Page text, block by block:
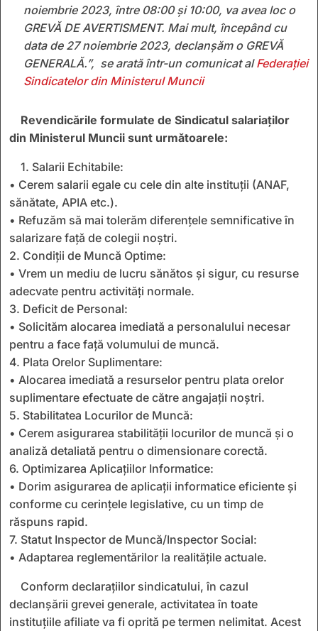
noiembrie 2023, între 08:00 și 10:00, va avea loc o
GREVĂ DE AVERTISMENT. Mai mult, începând cu
data de 27 noiembrie 2023, declanșăm o GREVĂ
GENERALĂ.”, se arată într-un comunicat alFederației
Sindicatelor din Ministerul Muncii
Revendicările formulate de Sindicatul salariaților
din Ministerul Muncii sunt următoarele:
1. Salarii Echitabile:
• Cerem salarii egale cu cele din alte instituții (ANAF,
sănătate, APIA etc.).
• Refuzăm să mai tolerăm diferențele semnificative în
salarizare față de colegii noștri.
2. Condiții de Muncă Optime:
• Vrem un mediu de lucru sănătos și sigur, cu resurse
adecvate pentru activități normale.
3. Deficit de Personal:
• Solicităm alocarea imediată a personalului necesar
pentru a face față volumului de muncă.
4. Plata Orelor Suplimentare:
• Alocarea imediată a resurselor pentru plata orelor
suplimentare efectuate de către angajații noștri.
5. Stabilitatea Locurilor de Muncă:
• Cerem asigurarea stabilității locurilor de muncă și o
analiză detaliată pentru o dimensionare corectă.
6. Optimizarea Aplicațiilor Informatice:
• Dorim asigurarea de aplicații informatice eficiente și
conforme cu cerințele legislative, cu un timp de
răspuns rapid.
7. Statut Inspector de Muncă/Inspector Social:
• Adaptarea reglementărilor la realitățile actuale.
Conform declarațiilor sindicatului, în cazul
declanșării grevei generale, activitatea în toate
instituțiile afiliate va fi oprită pe termen nelimitat. Acest